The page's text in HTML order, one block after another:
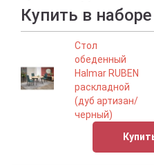
Купить в наборе
Стол
обеденный
Halmar RUBEN
раскладной
(дуб артизан/
черный)